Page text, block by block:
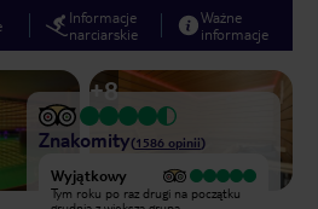
Informacje
narciarskie
Ważne
informacje
Next slide
1/14
+8
Znakomity(1586 opinii)
Wyjątkowy
Tym roku po raz drugi na początku